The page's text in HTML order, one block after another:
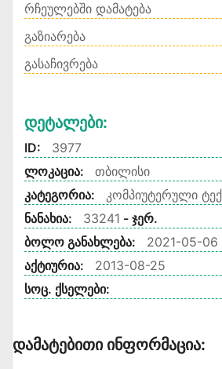
რჩეულებში დამატება
გაზიარება
გასაჩივრება
Დეტალები:
ID:
3977
ლოკაცია:
თბილისი
კატეგორია:
კომპიუტერული
ნანახია:
33241 - ჯერ.
ბოლო განახლება:
2021-05-06
აქტიურია:
2013-08-25
სოც. ქსელები:
Დამატებითი Ინფორმაცია: